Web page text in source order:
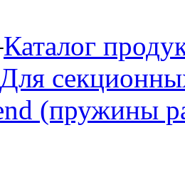
Каталог
Для
(пружины